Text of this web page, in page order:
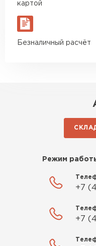
картой
Безналичный расчёт
Режим
+7
+7